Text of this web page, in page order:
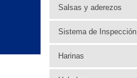
Salsas y aderezos
Sistema de Inspección
Harinas